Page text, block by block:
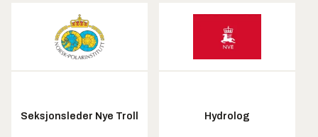
Seksjonsleder Nye Troll Hydrolog